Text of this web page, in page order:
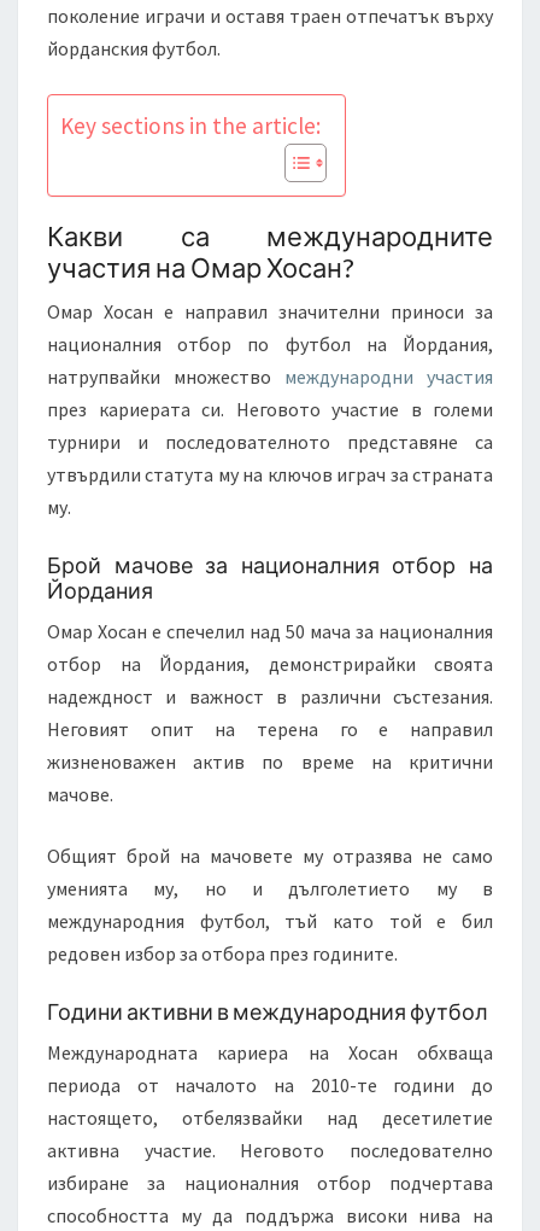
поколение играчи и оставя траен отпечатък върху
йорданския футбол.
Key sections in the article:
Какви са международните
участия на Омар Хосан?
Омар Хосан е направил значителни приноси за
националния отбор по футбол на Йордания,
натрупвайки множество международни участия
през кариерата си. Неговото участие в големи
турнири и последователното представяне са
утвърдили статута му на ключов играч за страната
му.
Брой мачове за националния отбор на
Йордания
Омар Хосан е спечелил над 50 мача за националния
отбор на Йордания, демонстрирайки своята
надеждност и важност в различни състезания.
Неговият опит на терена го е направил
жизненоважен актив по време на критични
мачове.
Общият брой на мачовете му отразява не само
уменията му, но и дълголетието му в
международния футбол, тъй като той е бил
редовен избор за отбора през годините.
Години активни в международния футбол
Международната кариера на Хосан обхваща
периода от началото на 2010-те години до
настоящето, отбелязвайки над десетилетие
активна участие. Неговото последователно
избиране за националния отбор подчертава
способността му да поддържа високи нива на